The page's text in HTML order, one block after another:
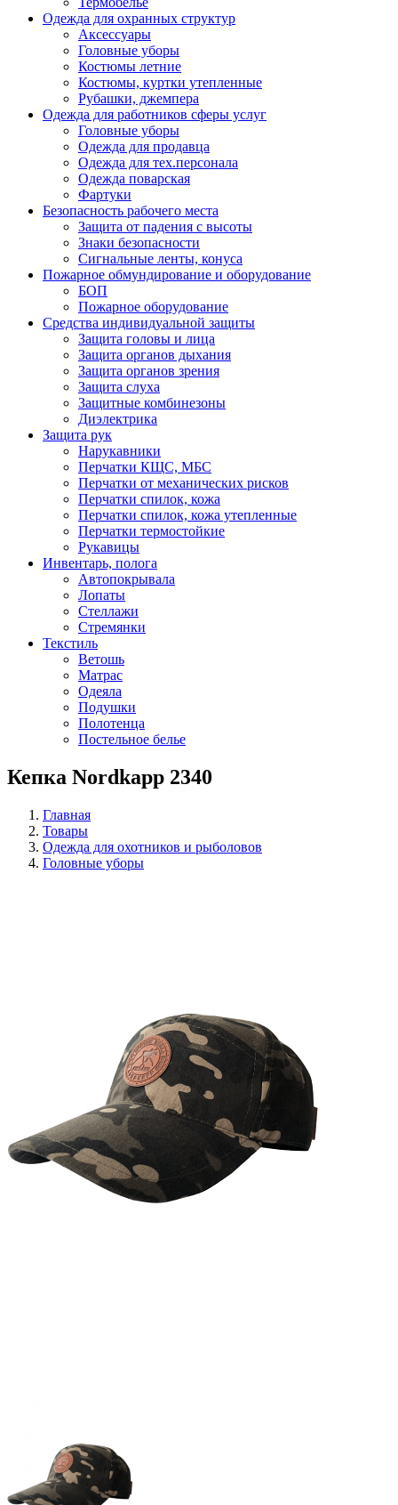
Одежда для охранных структур
Аксессуары
Головные уборы
Костюмы летние
Костюмы, куртки утепленные
Рубашки, джемпера
Одежда для работников сферы услуг
Головные уборы
Одежда для продавца
Одежда для тех.персонала
Одежда поварская
Фартуки
Безопасность рабочего места
Защита от падения с высоты
Знаки безопасности
Сигнальные ленты, конуса
Пожарное обмундирование и оборудование
БОП
Пожарное оборудование
Средства индивидуальной защиты
Защита головы и лица
Защита органов дыхания
Защита органов зрения
Защита слуха
Защитные комбинезоны
Диэлектрика
Защита рук
Нарукавники
Перчатки КЩС, МБС
Перчатки от механических рисков
Перчатки спилок, кожа
Перчатки спилок, кожа утепленные
Перчатки термостойкие
Рукавицы
Инвентарь, полога
Автопокрывала
Лопаты
Стеллажи
Стремянки
Текстиль
Ветошь
Матрас
Одеяла
Подушки
Полотенца
Постельное белье
Кепка Nordkapp 2340
Главная
Товары
Одежда для охотников и рыболовов
Головные уборы